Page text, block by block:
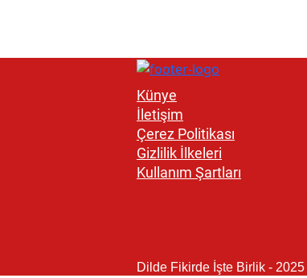
Künye
İletişim
Çerez Politikası
Gizlilik İlkeleri
Kullanım Şartları
Dilde Fikirde İşte Birlik - 2025